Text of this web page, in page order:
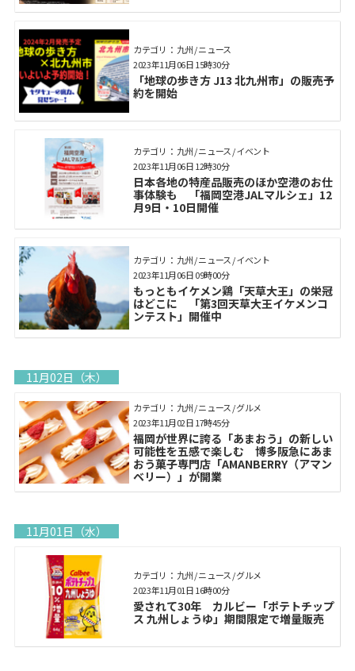
カテゴリ： 九州 / ニュース
「地球の歩き方 J13 北九州市」の販売予
約を開始
2023年11月06日 15時30分
カテゴリ： 九州 / ニュース / イベント
日本各地の特産品販売のほか空港のお仕
事体験も 「福岡空港JALマルシェ」12
月9日・10日開催
2023年11月06日 12時30分
カテゴリ： 九州 / ニュース / イベント
もっともイケメン鶏「天草大王」の栄冠
はどこに 「第3回天草大王イケメンコ
ンテスト」開催中
2023年11月06日 09時00分
11月02日（木）
カテゴリ： 九州 / ニュース / グルメ
福岡が世界に誇る「あまおう」の新しい
可能性を五感で楽しむ 博多阪急にあま
おう菓子専門店「AMANBERRY（アマン
ベリー）」が開業
2023年11月02日 17時45分
11月01日（水）
カテゴリ： 九州 / ニュース / グルメ
愛されて30年 カルビー「ポテトチップ
ス 九州しょうゆ」期間限定で増量販売
2023年11月01日 16時00分